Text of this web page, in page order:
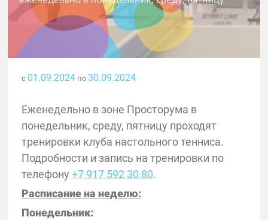
с 01.09.2024 по 30.09.2024
Еженедельно в зоне Просторума в
понедельник, среду, пятницу проходят
тренировки клуба настольного тенниса.
Подробности и запись на тренировки по
телефону +7 917 592 30 80.
Расписание на неделю:
Понедельник: